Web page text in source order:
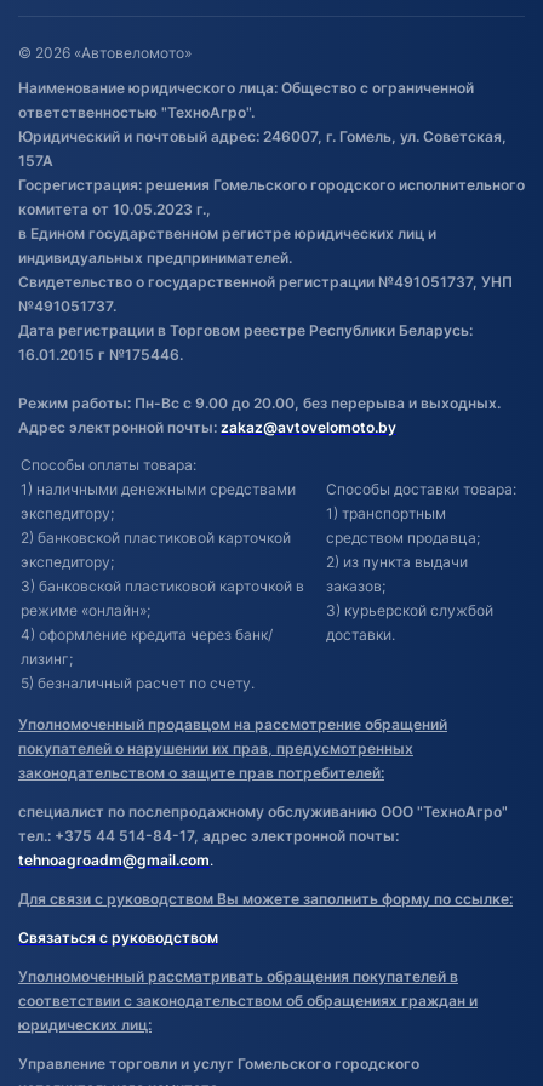
Оставить отзыв
Договор публичной оферты
Обработка файлов cookie
Постановка транспорта на учет
Обновления в ЭПТС 2024
© 2026 «Автовеломото»
Наименование юридического лица: Общество с ограниченной
ответственностью "ТехноАгро".
Юридический и почтовый адрес: 246007, г. Гомель, ул. Советская,
157А
Госрегистрация: решения Гомельского городского исполнительного
комитета от 10.05.2023 г.,
в Едином государственном регистре юридических лиц и
индивидуальных предпринимателей.
Свидетельство о государственной регистрации №491051737, УНП
№491051737.
Дата регистрации в Торговом реестре Республики Беларусь:
16.01.2015 г №175446.
Режим работы: Пн-Вс с 9.00 до 20.00, без перерыва и выходных.
Адрес электронной почты: zakaz@avtovelomoto.by
Способы оплаты товара:
1) наличными денежными средствами
экспедитору;
2) банковской пластиковой карточкой
экспедитору;
3) банковской пластиковой карточкой в
режиме «онлайн»;
4) оформление кредита через банк/
лизинг;
5) безналичный расчет по счету.
Способы доставки товара:
1) транспортным
средством продавца;
2) из пункта выдачи
заказов;
3) курьерской службой
доставки.
Уполномоченный продавцом на рассмотрение обращений
покупателей о нарушении их прав, предусмотренных
законодательством о защите прав потребителей:
специалист по послепродажному обслуживанию ООО "ТехноАгро"
тел.: +375 44 514-84-17, адрес электронной почты:
tehnoagroadm@gmail.com.
Для связи с руководством Вы можете заполнить форму по ссылке:
Связаться с руководством
Уполномоченный рассматривать обращения покупателей в
соответствии с законодательством об обращениях граждан и
юридических лиц:
Управление торговли и услуг Гомельского городского